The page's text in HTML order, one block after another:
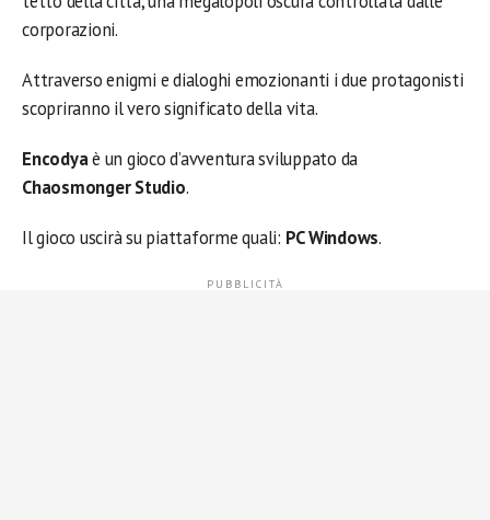
corporazioni.
Attraverso enigmi e dialoghi emozionanti i due protagonisti
scopriranno il vero significato della vita.
Encodyaè un gioco d’avventura sviluppato da
Chaosmonger Studio.
Il gioco uscirà su piattaforme quali: PC Windows.